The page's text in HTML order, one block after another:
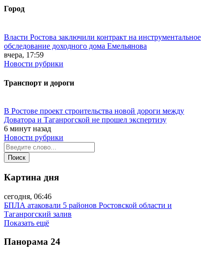
Город
Власти Ростова заключили контракт на инструментальное
обследование доходного дома Емельянова
вчера, 17:59
Новости рубрики
Транспорт и дороги
В Ростове проект строительства новой дороги между
Доватора и Таганрогской не прошел экспертизу
6 минут назад
Новости рубрики
Картина дня
сегодня, 06:46
БПЛА атаковали 5 районов Ростовской области и
Таганрогский залив
Показать ещё
Панорама 24